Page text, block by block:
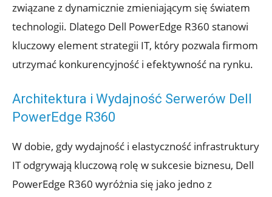
związane z dynamicznie zmieniającym się światem
technologii. Dlatego Dell PowerEdge R360 stanowi
kluczowy element strategii IT, który pozwala firmom
utrzymać konkurencyjność i efektywność na rynku.
Architektura i Wydajność Serwerów Dell
PowerEdge R360
W dobie, gdy wydajność i elastyczność infrastruktury
IT odgrywają kluczową rolę w sukcesie biznesu, Dell
PowerEdge R360 wyróżnia się jako jedno z